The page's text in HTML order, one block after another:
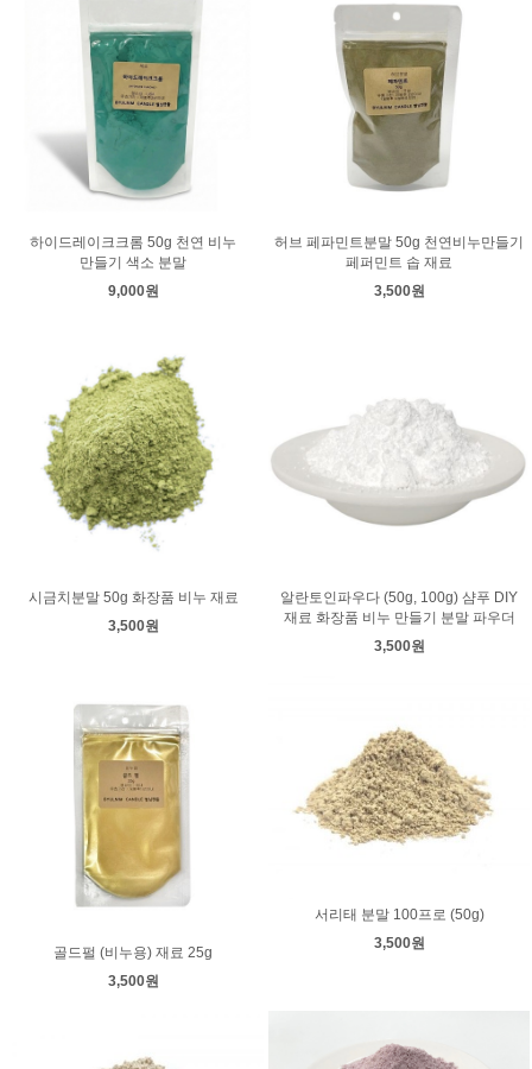
하이드레이크크롬 50g 천연 비누
만들기 색소 분말
9,000원
허브 페파민트분말 50g 천연비누만들기
페퍼민트 솝 재료
3,500원
시금치분말 50g 화장품 비누 재료
3,500원
알란토인파우다 (50g, 100g) 샴푸 DIY
재료 화장품 비누 만들기 분말 파우더
3,500원
골드펄 (비누용) 재료 25g
3,500원
서리태 분말 100프로 (50g)
3,500원